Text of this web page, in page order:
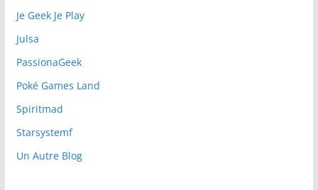
Je Geek Je Play
Julsa
PassionaGeek
Poké Games Land
Spiritmad
Starsystemf
Un Autre Blog